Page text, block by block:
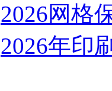
2026网格
2026年印